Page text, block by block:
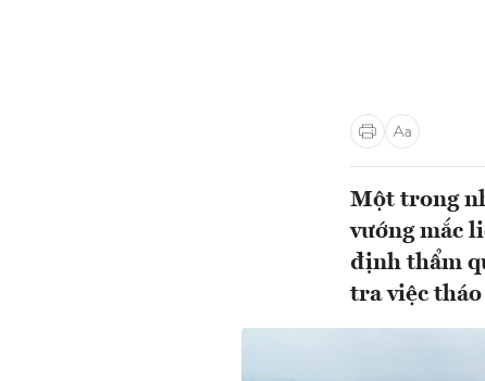
Một trong
vướng mắc
định thẩm
tra việc tháo